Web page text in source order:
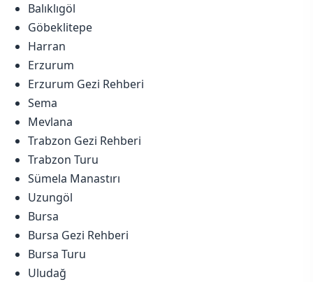
Balıklıgöl
Göbeklitepe
Harran
Erzurum
Erzurum Gezi Rehberi
Sema
Mevlana
Trabzon Gezi Rehberi
Trabzon Turu
Sümela Manastırı
Uzungöl
Bursa
Bursa Gezi Rehberi
Bursa Turu
Uludağ